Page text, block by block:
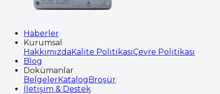
Haberler
Kurumsal
HakkımızdaKalite PolitikasıÇevre Politikası
Blog
Dokümanlar
BelgelerKatalogBroşür
İletişim & Destek